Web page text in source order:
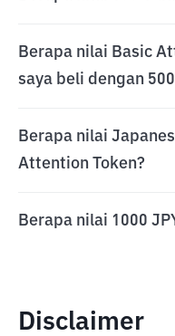
Berapa nilai Basic
saya beli dengan
Berapa nilai
Attention Token?
Berapa nilai 1000
Disclaimer